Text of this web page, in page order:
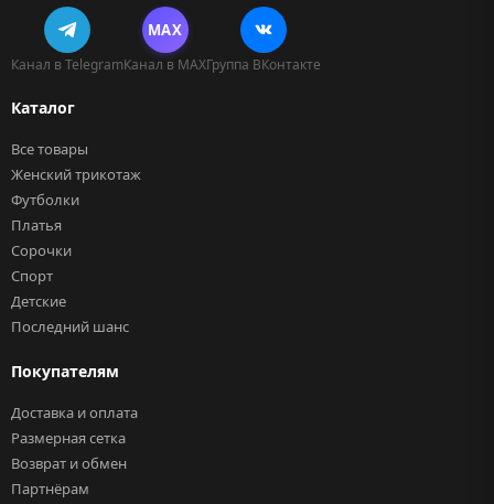
Канал в Telegram
MAX
Канал в MAXГруппа ВКонтакте
Каталог
Все товары
Женский трикотаж
Футболки
Платья
Сорочки
Спорт
Детские
Последний шанс
Покупателям
Доставка и оплата
Размерная сетка
Возврат и обмен
Партнёрам